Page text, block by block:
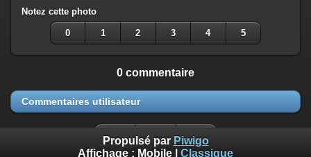
Notez cette photo
0 1 2 3 4 5
0 commentaire
Commentaires utilisateur
Propulsé par Piwigo
Affichage : Mobile Classique